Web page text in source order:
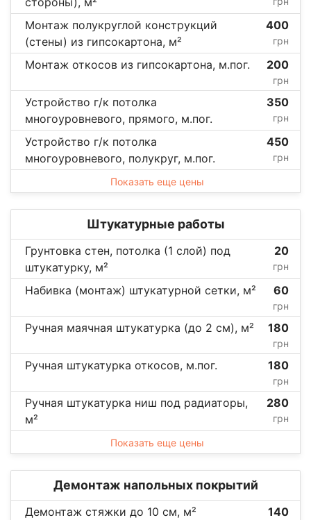
Монтаж полукруглой конструкций
(стены) из гипсокартона, м²
400
грн
Монтаж откосов из гипсокартона, м.пог. 200
грн
Устройство г/к потолка
многоуровневого, прямого, м.пог.
350
грн
Устройство г/к потолка
многоуровневого, полукруг, м.пог.
450
грн
Показать еще цены
Штукатурные работы
Грунтовка стен, потолка (1 слой) под
штукатурку, м²
20
грн
Набивка (монтаж) штукатурной сетки, м² 60
грн
Ручная маячная штукатурка (до 2 см), м² 180
грн
Ручная штукатурка откосов, м.пог. 180
грн
Ручная штукатурка ниш под радиаторы,
м²
280
грн
Показать еще цены
Демонтаж напольных покрытий
Демонтаж стяжки до 10 см, м² 140